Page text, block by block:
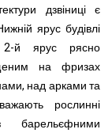
дзвіниці є
ярус будівлі
2-й ярус рясно
на фризах
над арками та
рослинні
барельєфними